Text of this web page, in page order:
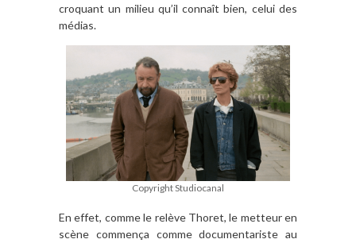
croquant un milieu qu’il connaît bien, celui des
médias.
Copyright Studiocanal
En effet, comme le relève Thoret, le metteur en
scène commença comme documentariste au